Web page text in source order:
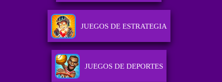
JUEGOS DE ESTRATEGIA
JUEGOS DE DEPORTES